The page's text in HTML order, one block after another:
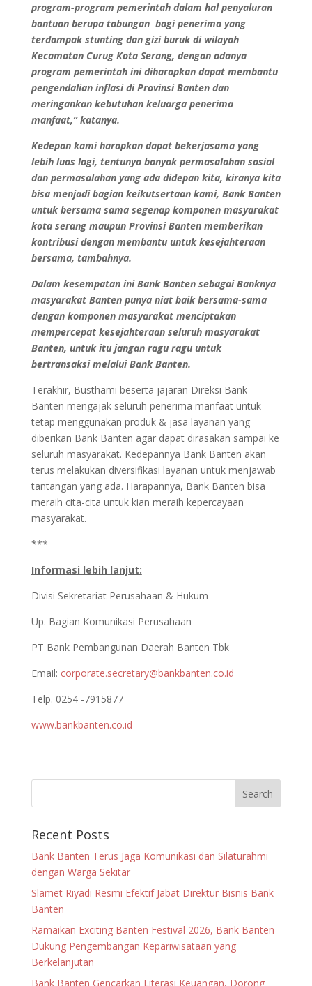
program-program pemerintah dalam hal penyaluran
bantuan berupa tabungan bagi penerima yang
terdampak stunting dan gizi buruk di wilayah
Kecamatan Curug Kota Serang, dengan adanya
program pemerintah ini diharapkan dapat membantu
pengendalian inflasi di Provinsi Banten dan
meringankan kebutuhan keluarga penerima
manfaat,” katanya.
Kedepan kami harapkan dapat bekerjasama yang
lebih luas lagi, tentunya banyak permasalahan sosial
dan permasalahan yang ada didepan kita, kiranya kita
bisa menjadi bagian keikutsertaan kami, Bank Banten
untuk bersama sama segenap komponen masyarakat
kota serang maupun Provinsi Banten memberikan
kontribusi dengan membantu untuk kesejahteraan
bersama, tambahnya.
Dalam kesempatan ini Bank Banten sebagai Banknya
masyarakat Banten punya niat baik bersama-sama
dengan komponen masyarakat menciptakan
mempercepat kesejahteraan seluruh masyarakat
Banten, untuk itu jangan ragu ragu untuk
bertransaksi melalui Bank Banten.
Terakhir, Busthami beserta jajaran Direksi Bank
Banten mengajak seluruh penerima manfaat untuk
tetap menggunakan produk & jasa layanan yang
diberikan Bank Banten agar dapat dirasakan sampai ke
seluruh masyarakat. Kedepannya Bank Banten akan
terus melakukan diversifikasi layanan untuk menjawab
tantangan yang ada. Harapannya, Bank Banten bisa
meraih cita-cita untuk kian meraih kepercayaan
masyarakat.
***
Informasi lebih lanjut:
Divisi Sekretariat Perusahaan & Hukum
Up. Bagian Komunikasi Perusahaan
PT Bank Pembangunan Daerah Banten Tbk
Email: corporate.secretary@bankbanten.co.id
Telp. 0254 -7915877
www.bankbanten.co.id
Recent Posts
Bank Banten Terus Jaga Komunikasi dan Silaturahmi
dengan Warga Sekitar
Slamet Riyadi Resmi Efektif Jabat Direktur Bisnis Bank
Banten
Ramaikan Exciting Banten Festival 2026, Bank Banten
Dukung Pengembangan Kepariwisataan yang
Berkelanjutan
Bank Banten Gencarkan Literasi Keuangan, Dorong